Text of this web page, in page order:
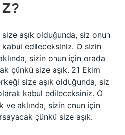
aşık olduğunda, siz onun
edileceksiniz. O sizin
sizin onun için orada
çünkü size aşık. 21 Ekim
size aşık olduğunda, siz
kabul edileceksiniz. O
ve aklında, sizin onun için
çünkü size aşık.